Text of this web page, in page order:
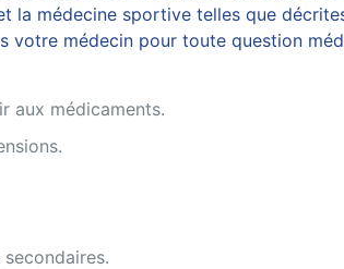
la médecine sportive telles que
médecin pour toute question
aux médicaments.